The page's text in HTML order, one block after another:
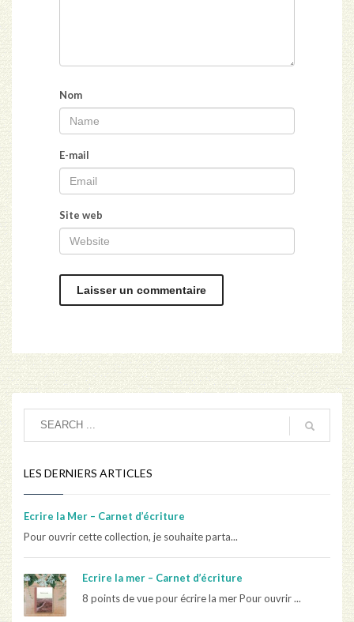
Nom
E-mail
Site web
LES DERNIERS ARTICLES
Ecrire la Mer – Carnet d’écriture
Pour ouvrir cette collection, je souhaite parta...
Ecrire la mer – Carnet d’écriture
8 points de vue pour écrire la mer Pour ouvrir ...